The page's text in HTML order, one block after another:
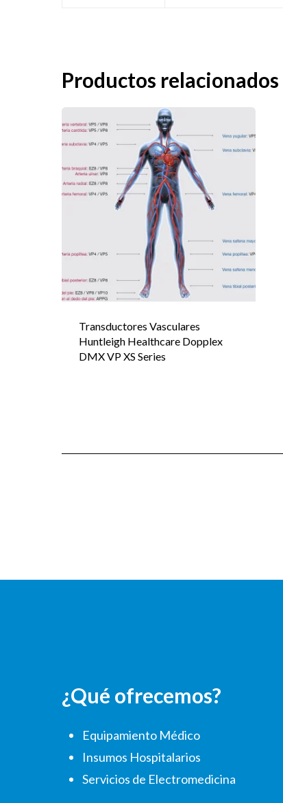
Productos relacionados
Transductores Vasculares
Huntleigh Healthcare Dopplex
DMX VP XS Series
¿Qué ofrecemos?
Equipamiento Médico
Insumos Hospitalarios
Servicios de Electromedicina